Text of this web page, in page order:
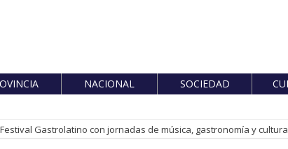
NACIONAL SOCIEDAD
Gastrolatino con jornadas de música, gastronomía y